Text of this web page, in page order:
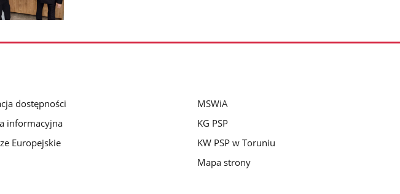
dostępności
informacyjna
Europejskie
MSWiA
KG PSP
KW PSP w Toruniu
Mapa strony